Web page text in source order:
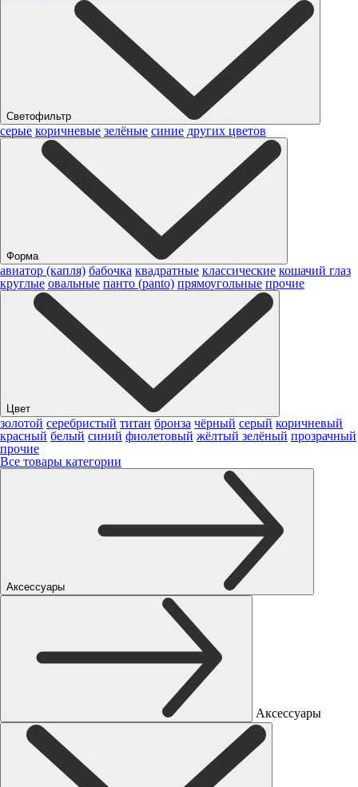
Светофильтр
серые коричневые зелёные синие других цветов
Форма
авиатор (капля) бабочка квадратные классические кошачий глаз
круглые овальные панто (panto) прямоугольные прочие
Цвет
золотой серебристый титан бронза чёрный серый коричневый
красный белый синий фиолетовый жёлтый зелёный прозрачный
прочие
Все товары категории
Аксессуары
Аксессуары